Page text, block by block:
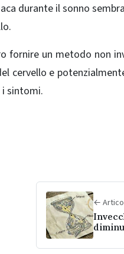
durante il sonno
fornire un metodo non
cervello e
sintomi.
←